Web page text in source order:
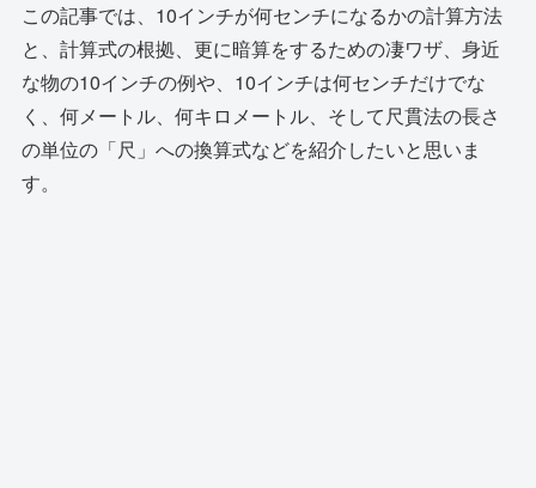
この記事では、10インチが何センチになるかの計算方法
と、計算式の根拠、更に暗算をするための凄ワザ、身近
な物の10インチの例や、10インチは何センチだけでな
く、何メートル、何キロメートル、そして尺貫法の長さ
の単位の「尺」への換算式などを紹介したいと思いま
す。